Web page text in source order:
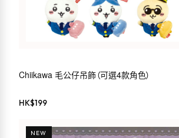
Chiikawa 毛公仔吊飾（可選4款角色）
HK$199
NEW